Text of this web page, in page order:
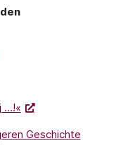
…!«
Geschichte